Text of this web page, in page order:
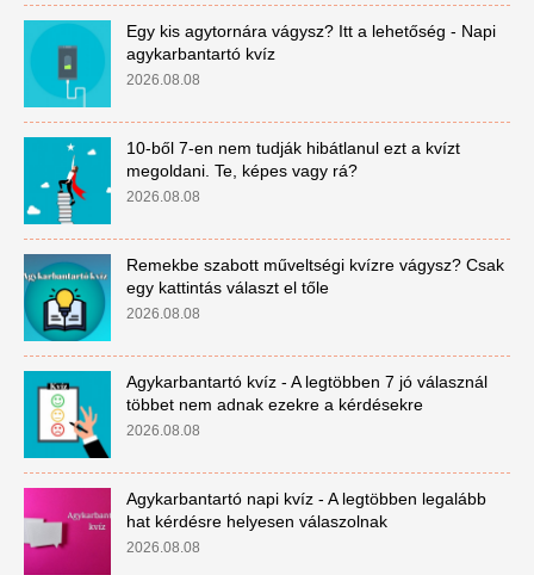
Egy kis agytornára vágysz? Itt a lehetőség - Napi
agykarbantartó kvíz
2026.08.08
10-ből 7-en nem tudják hibátlanul ezt a kvízt
megoldani. Te, képes vagy rá?
2026.08.08
Remekbe szabott műveltségi kvízre vágysz? Csak
egy kattintás választ el tőle
2026.08.08
Agykarbantartó kvíz - A legtöbben 7 jó válasznál
többet nem adnak ezekre a kérdésekre
2026.08.08
Agykarbantartó napi kvíz - A legtöbben legalább
hat kérdésre helyesen válaszolnak
2026.08.08